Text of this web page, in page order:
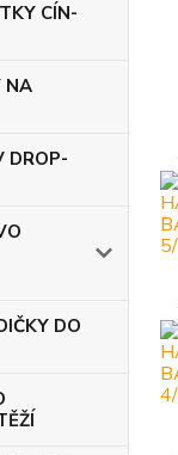
CÍN-
NA
DROP-
DO